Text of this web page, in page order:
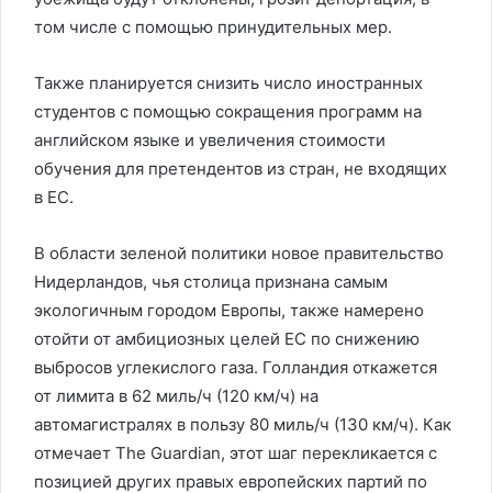
том числе с помощью принудительных мер.
Также планируется снизить число иностранных
студентов с помощью сокращения программ на
английском языке и увеличения стоимости
обучения для претендентов из стран, не входящих
в ЕС.
В области зеленой политики новое правительство
Нидерландов, чья столица признана самым
экологичным городом Европы, также намерено
отойти от амбициозных целей ЕС по снижению
выбросов углекислого газа. Голландия откажется
от лимита в 62 миль/ч (120 км/ч) на
автомагистралях в пользу 80 миль/ч (130 км/ч). Как
отмечает The Guardian, этот шаг перекликается с
позицией других правых европейских партий по